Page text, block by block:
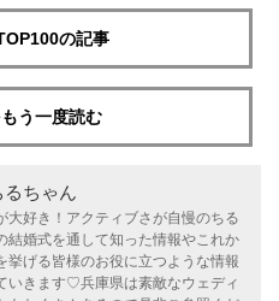
の記事
う一度読む
るちゃん
大好き！アクティブさが自慢のちる
結婚式を通して知った情報やこれか
挙げる皆様のお役に立つような情報
いきます♡兵庫県は素敵なウェディ